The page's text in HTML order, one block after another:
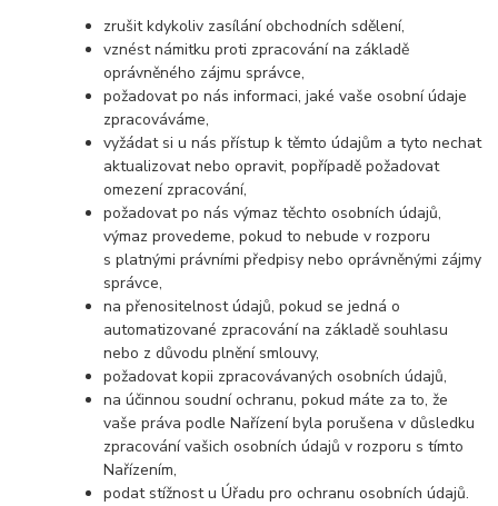
zrušit kdykoliv zasílání obchodních sdělení,
vznést námitku proti zpracování na základě
oprávněného zájmu správce,
požadovat po nás informaci, jaké vaše osobní údaje
zpracováváme,
vyžádat si u nás přístup k těmto údajům a tyto nechat
aktualizovat nebo opravit, popřípadě požadovat
omezení zpracování,
požadovat po nás výmaz těchto osobních údajů,
výmaz provedeme, pokud to nebude v rozporu
s platnými právními předpisy nebo oprávněnými zájmy
správce,
na přenositelnost údajů, pokud se jedná o
automatizované zpracování na základě souhlasu
nebo z důvodu plnění smlouvy,
požadovat kopii zpracovávaných osobních údajů,
na účinnou soudní ochranu, pokud máte za to, že
vaše práva podle Nařízení byla porušena v důsledku
zpracování vašich osobních údajů v rozporu s tímto
Nařízením,
podat stížnost u Úřadu pro ochranu osobních údajů.